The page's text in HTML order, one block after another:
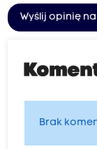
Wyślij opinię
Brak